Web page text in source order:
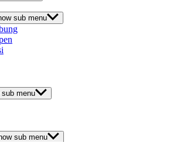
sub menu
sub menu
sub menu